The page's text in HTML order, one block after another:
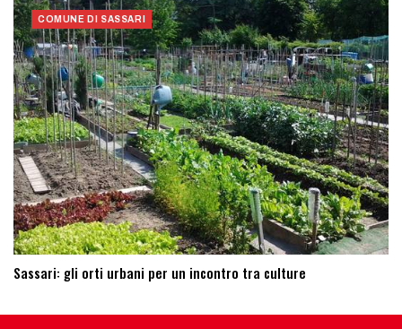
COMUNE DI SASSARI
Sassari: ​gli orti urbani per un incontro tra culture